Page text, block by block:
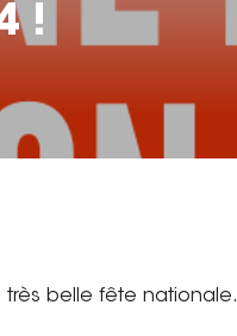
!
très belle fête nationale.